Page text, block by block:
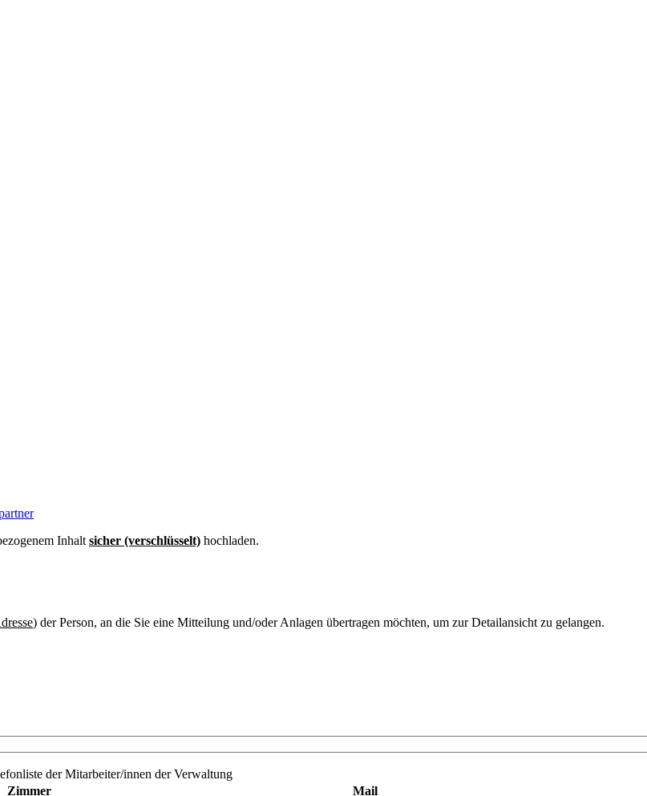
Inhalt sicher (verschlüsselt) hochladen.
) der Person, an die Sie eine Mitteilung und/oder Anlagen übertragen möchten, um zur Detailansicht zu gelangen.
der Mitarbeiter/innen der Verwaltung
Zimmer
Mail